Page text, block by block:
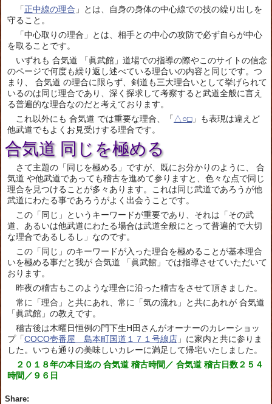
「正中線の理合 」とは、自身の身体の中心線での技の繰り出しを
守ること。
「中心取りの理合」とは、相手との中心の攻防で必ず自らが中心
を取ることです。
いずれも 合気道 「眞武館」道場での指導の際やこのサイトの信念
のページで何度も繰り返し述べている理合いの内容と同じです。つ
まり、 合気道 の理合に限らず、剣道も三大理合いとして挙げられて
いるのは同じ理合であり、深く探求して考察すると武道全般に言え
る普遍的な理合なのだと考えております。
これ以外にも 合気道 では重要な理合、「 △○□」も表現は違えど
他武道でもよくお見受けする理合です。
合気道 同じを極める
さて主題の「同じを極める」ですが、既にお分かりのように、 合
気道 や他武道であっても稽古を進めて参りますと、色々な点で同じ
理合を見つけることが多々あります。これは同じ武道であろうが他
武道にわたる事であろうがよく出会うことです。
この「同じ」というキーワードが重要であり、それは「その武
道、あるいは他武道にわたる場合は武道全般にとって普遍的で大切
な理合であるしるし」なのです。
この「同じ」のキーワードが入った理合を極めることが基本理合
いを極める事だと我が 合気道 「眞武館」では指導させていただいて
おります。
昨夜の稽古もこのような理合に沿った稽古をさせて頂きました。
常に「理合」と共にあれ、常に「気の流れ」と共にあれが 合気道
「眞武館」の教えです。
稽古後は木曜日恒例の門下生H田さんがオーナーのカレーショッ
プ「COCO壱番屋 島本町国道１７１号線店 」に家内と共に参りま
した。いつも通りの美味しいカレーに満足して帰宅いたしました。
２０１８年の本日迄の 合気道 稽古時間／ 合気道 稽古日数２５４
時間／９６日
Share: